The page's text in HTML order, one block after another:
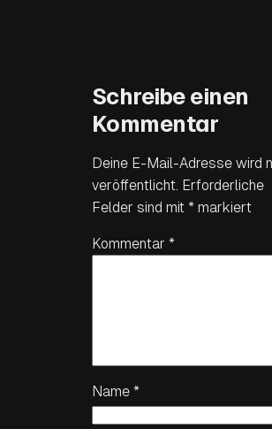
Schreibe einen
Kommentar
Deine E-Mail-Adresse wird
veröffentlicht. Erforderliche
Felder sind mit * markiert
Kommentar *
Name *